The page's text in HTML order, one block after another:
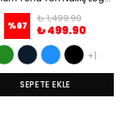
%67
₺ 1,499.90
₺ 499.90
+1
SEPETE EKLE